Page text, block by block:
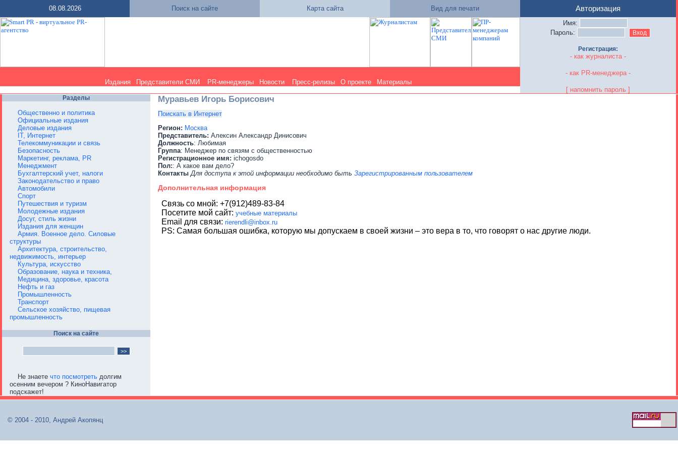
08.08.2026 Поиск на сайте Карта сайта Вид для печати
Издания Представители СМИ PR-менеджеры Новости Пресс-релизы О проекте Материалы
Авторизация
Имя:
Пароль:
Регистрация:
- как журналиста -
- как PR-менеджера -
[ напомнить пароль ]
Разделы
Общественно и политика
Официальные издания
Деловые издания
IT, Интернет
Телекоммуникации и связь
Безопасность
Маркетинг, реклама, PR
Менеджмент
Бухгалтерский учет, налоги
Законодательство и право
Автомобили
Спорт
Путешествия и туризм
Молодежные издания
Досуг, стиль жизни
Издания для женщин
Армия. Военное дело. Силовые
структуры
Архитектура, строительство,
недвижимость, интерьер
Культура, искусство
Образование, наука и техника,
Медицина, здоровье, красота
Нефть и газ
Промышленность
Транспорт
Сельское хозяйство, пищевая
промышленность
Поиск на сайте
Не знаете что посмотреть долгим
осенним вечером ? КиноНавигатор
подскажет!
Муравьев Игорь Борисович
Поискать в Интернет
Регион: Москва
Представитель: Алексин Александр Динисович
Должность: Любимая
Группа: Менеджер по связям с общественностью
Регистрационное имя: ichogosdo
Пол:: А какое вам дело?
Контакты Для доступа к этой информации необходимо быть Зарегистрированным пользователем
Дополнительная информация
Связь со мной: +7(912)489-83-84
Посетите мой сайт: учебные материалы
Email для связи: rierendli@inbox.ru
PS: Самая большая ошибка, которую мы допускаем в своей жизни – это вера в то, что говорят о нас другие люди.
© 2004 - 2010, Андрей Акопянц